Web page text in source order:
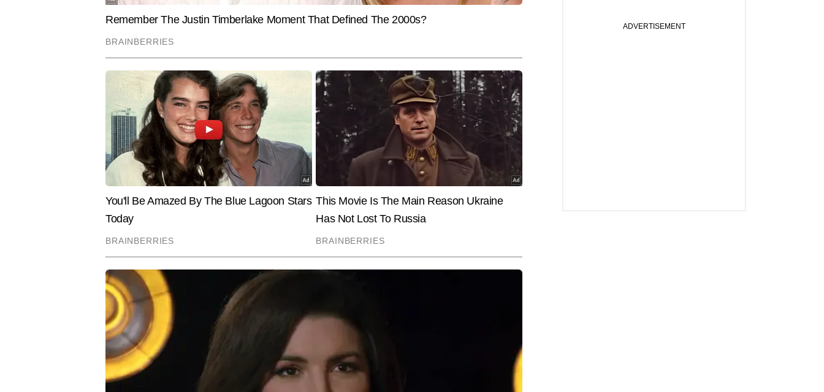
2,000 से अधिक आर्टिकल लिख चुके हैं। उनके लेखों में आसान भाषा में दी गई जानकारी, रिसर्च-बेस्ड टिप्स और रोजमर्रा की सेहत
लाइफस्टाइल के लिए उपयोगी सुझाव देना—गुलशन की लेखन शैली की खासियत है।
Hindi NewsTravel
End of Article